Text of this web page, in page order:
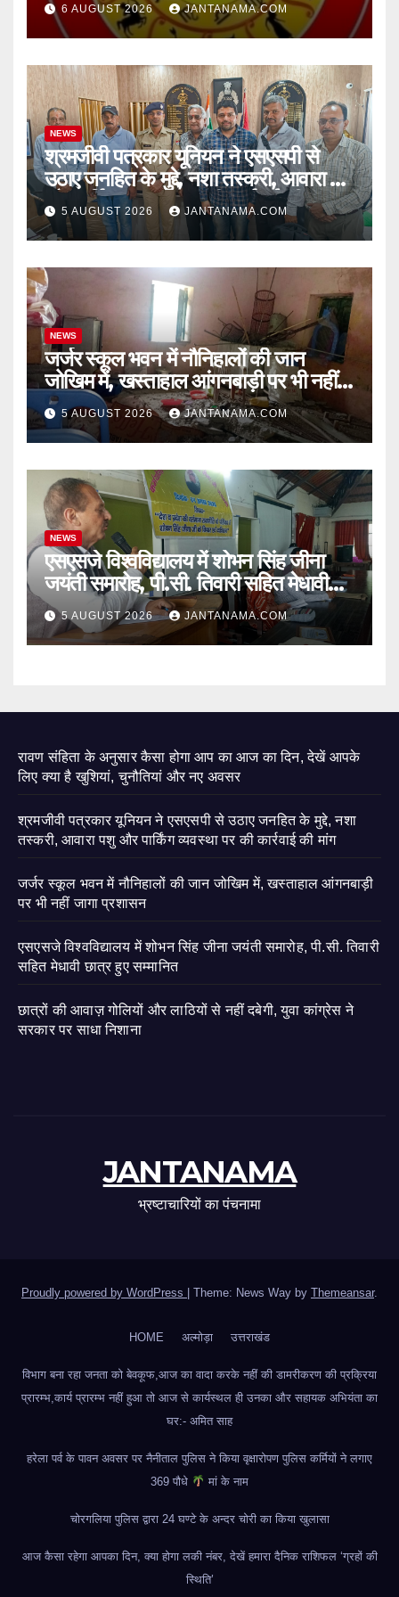
6 AUGUST 2026 JANTANAMA.COM
NEWS
श्रमजीवी पत्रकार यूनियन ने एसएसपी से
उठाए जनहित के मुद्दे, नशा तस्करी, आवारा पशु
और पार्किंग व्यवस्था पर की कार्रवाई की मांग
5 AUGUST 2026 JANTANAMA.COM
NEWS
जर्जर स्कूल भवन में नौनिहालों की जान
जोखिम में, खस्ताहाल आंगनबाड़ी पर भी नहीं
जागा प्रशासन
5 AUGUST 2026 JANTANAMA.COM
NEWS
एसएसजे विश्वविद्यालय में शोभन सिंह जीना
जयंती समारोह, पी.सी. तिवारी सहित मेधावी
छात्र हुए सम्मानित
5 AUGUST 2026 JANTANAMA.COM
रावण संहिता के अनुसार कैसा होगा आप का आज का दिन, देखें आपके
लिए क्या है खुशियां, चुनौतियां और नए अवसर
श्रमजीवी पत्रकार यूनियन ने एसएसपी से उठाए जनहित के मुद्दे, नशा
तस्करी, आवारा पशु और पार्किंग व्यवस्था पर की कार्रवाई की मांग
जर्जर स्कूल भवन में नौनिहालों की जान जोखिम में, खस्ताहाल आंगनबाड़ी
पर भी नहीं जागा प्रशासन
एसएसजे विश्वविद्यालय में शोभन सिंह जीना जयंती समारोह, पी.सी. तिवारी
सहित मेधावी छात्र हुए सम्मानित
छात्रों की आवाज़ गोलियों और लाठियों से नहीं दबेगी, युवा कांग्रेस ने
सरकार पर साधा निशाना
JANTANAMA
भ्रष्टाचारियों का पंचनामा
Proudly powered by WordPress Theme: News Way by Themeansar.
HOME अल्मोड़ा उत्तराखंड
विभाग बना रहा जनता को बेवकूफ,आज का वादा करके नहीं की डामरीकरण की प्रक्रिया
प्रारम्भ,कार्य प्रारम्भ नहीं हुआ तो आज से कार्यस्थल ही उनका और सहायक अभियंता का
घर:- अमित साह
हरेला पर्व के पावन अवसर पर नैनीताल पुलिस ने किया वृक्षारोपण पुलिस कर्मियों ने लगाए
369 पौधे
मां के नाम
चोरगलिया पुलिस द्वारा 24 घण्टे के अन्दर चोरी का किया खुलासा
आज कैसा रहेगा आपका दिन, क्या होगा लकी नंबर, देखें हमारा दैनिक राशिफल ‘ग्रहों की
स्थिति’